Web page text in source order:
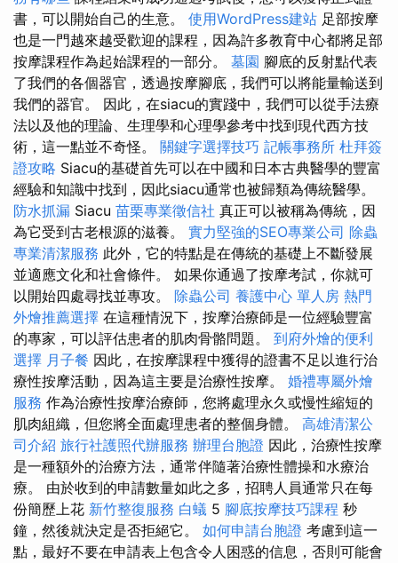
書，可以開始自己的生意。 使用WordPress建站 足部按摩
也是一門越來越受歡迎的課程，因為許多教育中心都將足部
按摩課程作為起始課程的一部分。 墓園 腳底的反射點代表
了我們的各個器官，透過按摩腳底，我們可以將能量輸送到
我們的器官。 因此，在siacu的實踐中，我們可以從手法療
法以及他的理論、生理學和心理學參考中找到現代西方技
術，這一點並不奇怪。 關鍵字選擇技巧 記帳事務所 杜拜簽
證攻略 Siacu的基礎首先可以在中國和日本古典醫學的豐富
經驗和知識中找到，因此siacu通常也被歸類為傳統醫學。
防水抓漏 Siacu 苗栗專業徵信社 真正可以被稱為傳統，因
為它受到古老根源的滋養。 實力堅強的SEO專業公司 除蟲
專業清潔服務 此外，它的特點是在傳統的基礎上不斷發展
並適應文化和社會條件。 如果你通過了按摩考試，你就可
以開始四處尋找並專攻。 除蟲公司 養護中心 單人房 熱門
外燴推薦選擇 在這種情況下，按摩治療師是一位經驗豐富
的專家，可以評估患者的肌肉骨骼問題。 到府外燴的便利
選擇 月子餐 因此，在按摩課程中獲得的證書不足以進行治
療性按摩活動，因為這主要是治療性按摩。 婚禮專屬外燴
服務 作為治療性按摩治療師，您將處理永久或慢性縮短的
肌肉組織，但您將全面處理患者的整個身體。 高雄清潔公
司介紹 旅行社護照代辦服務 辦理台胞證 因此，治療性按摩
是一種額外的治療方法，通常伴隨著治療性體操和水療治
療。 由於收到的申請數量如此之多，招聘人員通常只在每
份簡歷上花 新竹整復服務 白蟻 5 腳底按摩技巧課程 秒
鐘，然後就決定是否拒絕它。 如何申請台胞證 考慮到這一
點，最好不要在申請表上包含令人困惑的信息，否則可能會